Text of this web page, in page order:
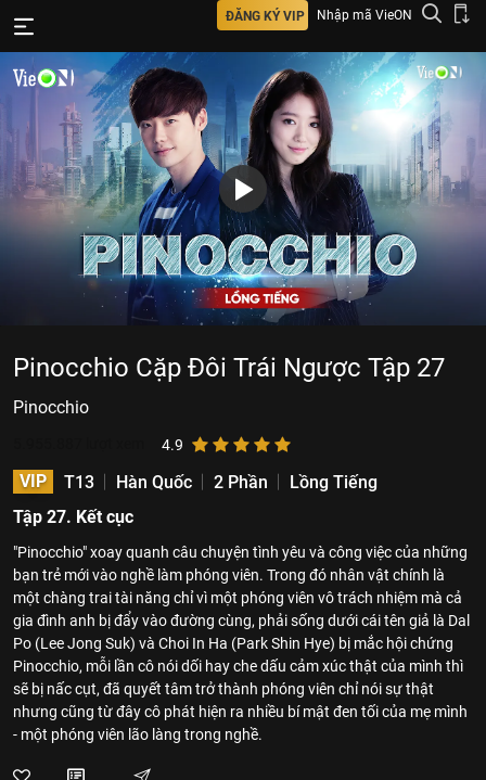
ĐĂNG KÝ VIP Nhập mã VieON
Pinocchio Cặp Đôi Trái Ngược Tập 27
Pinocchio
4.9
VIP T13 Hàn Quốc 2 Phần
Lồng Tiếng
Tập 27. Kết cục
"Pinocchio" xoay quanh câu chuyện tình yêu và công việc của những
bạn trẻ mới vào nghề làm phóng viên. Trong đó nhân vật chính là
một chàng trai tài năng chỉ vì một phóng viên vô trách nhiệm mà cả
gia đình anh bị đẩy vào đường cùng, phải sống dưới cái tên giả là Dal
Po (Lee Jong Suk) và Choi In Ha (Park Shin Hye) bị mắc hội chứng
Pinocchio, mỗi lần cô nói dối hay che dấu cảm xúc thật của mình thì
sẽ bị nấc cụt, đã quyết tâm trở thành phóng viên chỉ nói sự thật
nhưng cũng từ đây cô phát hiện ra nhiều bí mật đen tối của mẹ mình
- một phóng viên lão làng trong nghề.